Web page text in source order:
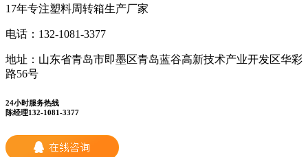
17年专注塑料周转箱生产厂家
电话： 132-1081-3377
地址： 山东省青岛市即墨区青岛蓝谷高新技术产业开发区华彩
路56号
24小时服务热线
陈经理132-1081-3377